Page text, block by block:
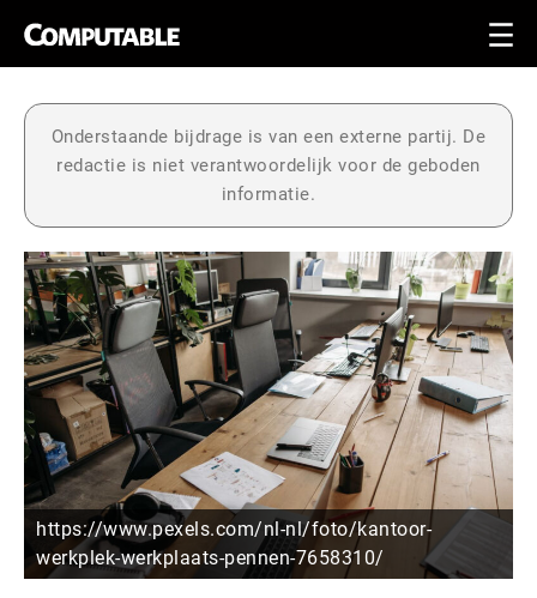
Onderstaande bijdrage is van een externe partij. De
redactie is niet verantwoordelijk voor de geboden
informatie.
https://www.pexels.com/nl-nl/foto/kantoor-
werkplek-werkplaats-pennen-7658310/